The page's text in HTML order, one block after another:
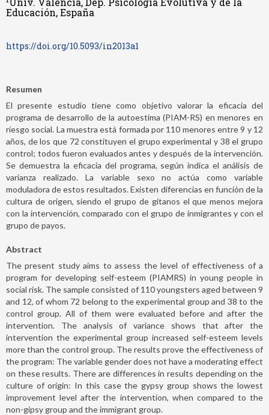
Educación, España
https://doi.org/10.5093/in2013a1
Resumen
El presente estudio tiene como objetivo valorar la eficacia del
programa de desarrollo de la autoestima (PIAM-RS) en menores en
riesgo social. La muestra está formada por 110 menores entre 9 y 12
años, de los que 72 constituyen el grupo experimental y 38 el grupo
control; todos fueron evaluados antes y después de la intervención.
Se demuestra la eficacia del programa, según indica el análisis de
varianza realizado. La variable sexo no actúa como variable
moduladora de estos resultados. Existen diferencias en función de la
cultura de origen, siendo el grupo de gitanos el que menos mejora
con la intervención, comparado con el grupo de inmigrantes y con el
grupo de payos.
Abstract
The present study aims to assess the level of effectiveness of a
program for developing self-esteem (PIAMRS) in young people in
social risk. The sample consisted of 110 youngsters aged between 9
and 12, of whom 72 belong to the experimental group and 38 to the
control group. All of them were evaluated before and after the
intervention. The analysis of variance shows that after the
intervention the experimental group increased self-esteem levels
more than the control group. The results prove the effectiveness of
the program: The variable gender does not have a moderating effect
on these results. There are differences in results depending on the
culture of origin: In this case the gypsy group shows the lowest
improvement level after the intervention, when compared to the
non-gipsy group and the immigrant group.